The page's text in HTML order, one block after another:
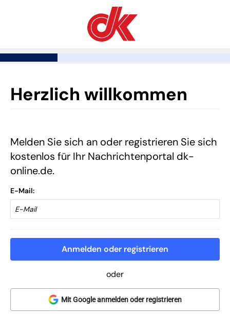
Herzlich willkommen
Melden Sie sich an oder registrieren Sie sich
kostenlos für Ihr Nachrichtenportal dk-
online.de.
E-Mail
Anmelden oder registrieren
oder
Mit Google anmelden oder registrieren